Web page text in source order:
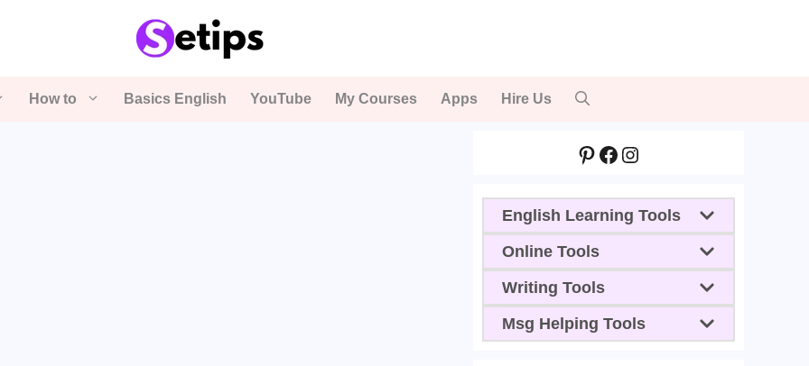
How to Basics English YouTube My Courses Apps Hire Us
Pinterest
Facebook
Instagram
English Learning Tools
Online Tools
Writing Tools
Msg Helping Tools